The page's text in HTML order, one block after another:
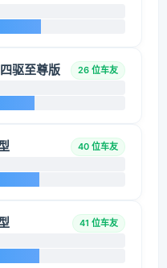
驱至尊版 26 位车友
40 位车友
41 位车友